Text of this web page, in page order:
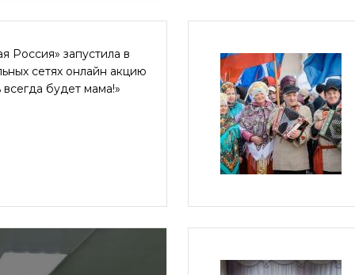
Россия» запустила в
сетях онлайн акцию
всегда будет мама!»